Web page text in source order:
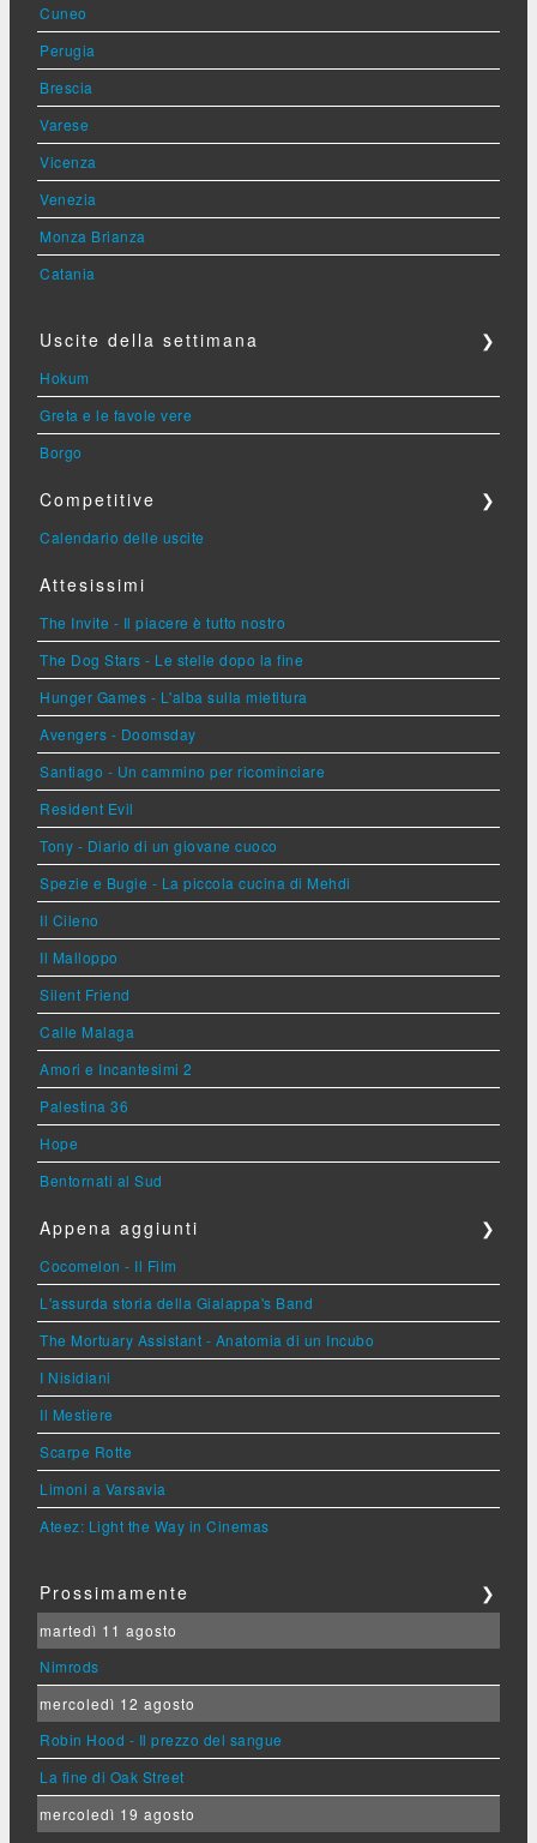
Cuneo
Perugia
Brescia
Varese
Vicenza
Venezia
Monza Brianza
Catania
Uscite della settimana ❯
Hokum
Greta e le favole vere
Borgo
Competitive ❯
Calendario delle uscite
Attesissimi
The Invite - Il piacere è tutto nostro
The Dog Stars - Le stelle dopo la fine
Hunger Games - L'alba sulla mietitura
Avengers - Doomsday
Santiago - Un cammino per ricominciare
Resident Evil
Tony - Diario di un giovane cuoco
Spezie e Bugie - La piccola cucina di Mehdi
Il Cileno
Il Malloppo
Silent Friend
Calle Malaga
Amori e Incantesimi 2
Palestina 36
Hope
Bentornati al Sud
Appena aggiunti ❯
Cocomelon - Il Film
L'assurda storia della Gialappa's Band
The Mortuary Assistant - Anatomia di un Incubo
I Nisidiani
Il Mestiere
Scarpe Rotte
Limoni a Varsavia
Ateez: Light the Way in Cinemas
Prossimamente ❯
martedì 11 agosto
Nimrods
mercoledì 12 agosto
Robin Hood - Il prezzo del sangue
La fine di Oak Street
mercoledì 19 agosto